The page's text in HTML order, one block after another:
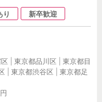
り 新卒歓迎
| 東京都品川区 | 東京都目
| 東京都渋谷区 | 東京都足